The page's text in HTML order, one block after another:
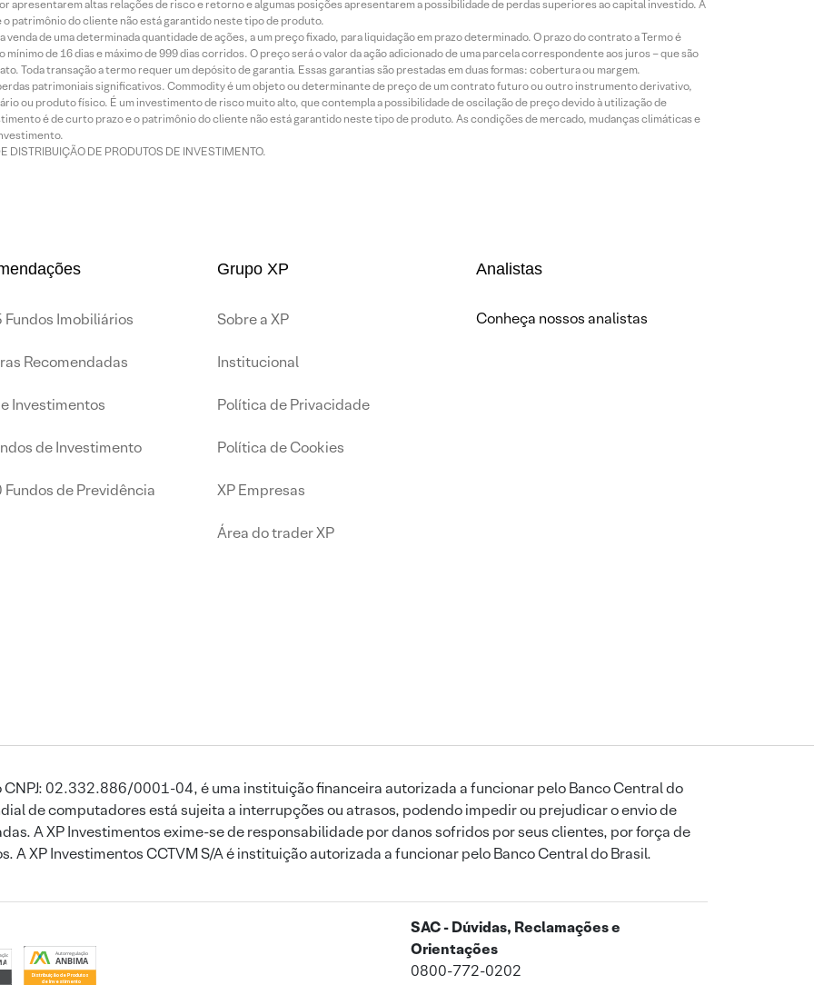
apresentarem altas relações de risco e retorno e algumas posições apresentarem a possibilidade de perdas superiores ao capital investido. A
patrimônio do cliente não está garantido neste tipo de produto.
de uma determinada quantidade de ações, a um preço fixado, para liquidação em prazo determinado. O prazo do contrato a Termo é
de 16 dias e máximo de 999 dias corridos. O preço será o valor da ação adicionado de uma parcela correspondente aos juros – que são
Toda transação a termo requer um depósito de garantia. Essas garantias são prestadas em duas formas: cobertura ou margem.
patrimoniais significativos. Commodity é um objeto ou determinante de preço de um contrato futuro ou outro instrumento derivativo,
ou produto físico. É um investimento de risco muito alto, que contempla a possibilidade de oscilação de preço devido à utilização de
é de curto prazo e o patrimônio do cliente não está garantido neste tipo de produto. As condições de mercado, mudanças climáticas e
DISTRIBUIÇÃO DE PRODUTOS DE INVESTIMENTO.
Fundos Imobiliários
Recomendadas
Investimentos
de Investimento
Fundos de Previdência
Grupo XP
Sobre a XP
Institucional
Política de Privacidade
Política de Cookies
XP Empresas
Área do trader XP
Analistas
Conheça nossos analistas
CNPJ: 02.332.886/0001-04, é uma instituição financeira autorizada a funcionar pelo Banco Central do
de computadores está sujeita a interrupções ou atrasos, podendo impedir ou prejudicar o envio de
A XP Investimentos exime-se de responsabilidade por danos sofridos por seus clientes, por força de
A XP Investimentos CCTVM S/A é instituição autorizada a funcionar pelo Banco Central do Brasil.
SAC - Dúvidas, Reclamações e
Orientações
0800-772-0202